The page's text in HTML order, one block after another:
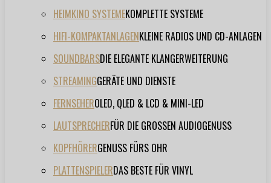
HEIMKINO SYSTEMEKOMPLETTE SYSTEME
HIFI-KOMPAKTANLAGENKLEINE RADIOS UND CD-ANLAGEN
SOUNDBARSDIE ELEGANTE KLANGERWEITERUNG
STREAMINGGERÄTE UND DIENSTE
FERNSEHEROLED, QLED & LCD & MINI-LED
LAUTSPRECHERFÜR DIE GROSSEN AUDIOGENUSS
KOPFHÖRERGENUSS FÜRS OHR
PLATTENSPIELERDAS BESTE FÜR VINYL